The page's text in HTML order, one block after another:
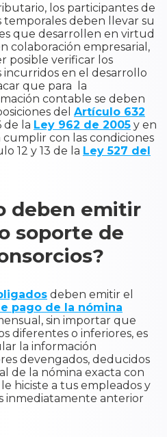
los participantes de
temporales deben llevar su
que desarrollen en virtud
colaboración empresarial,
posible verificar los
incurridos en el desarrollo
que para la
contable se deben
del Artículo 632
de la Ley 962 de 2005 y en
con las condiciones
12 y 13 de la Ley 527 del
deben emitir
soporte de
deben emitir el
pago de la nómina
sin importar que
diferentes o inferiores, es
la información
devengados, deducidos
de la nómina exacta con
hiciste a tus empleados y
inmediatamente anterior